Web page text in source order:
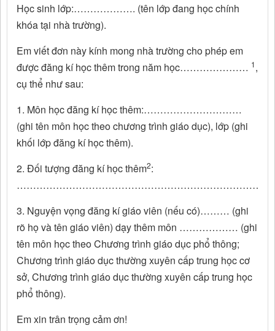
Học sinh lớp:………………. (tên lớp đang học chính
khóa tại nhà trường).
Em viết đơn này kính mong nhà trường cho phép em
được đăng kí học thêm trong năm học………………… 1,
cụ thể như sau:
1. Môn học đăng kí học thêm:…………………………
(ghi tên môn học theo chương trình giáo dục), lớp (ghi
khối lớp đăng kí học thêm).
2. Đối tượng đăng kí học thêm2:
3. Nguyện vọng đăng kí giáo viên (nếu có)……… (ghi
rõ họ và tên giáo viên) dạy thêm môn ……………… (ghi
tên môn học theo Chương trình giáo dục phổ thông;
Chương trình giáo dục thường xuyên cấp trung học cơ
sở, Chương trình giáo dục thường xuyên cấp trung học
phổ thông).
Em xin trân trọng cảm ơn!